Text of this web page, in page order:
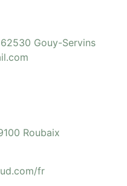
Gouy-Servins
Roubaix
fr